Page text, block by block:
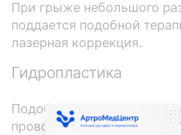
При грыже небольшого
поддается подобной
лазерная коррекция.
Гидропластика
Подобное хирургическое
проводится посредством